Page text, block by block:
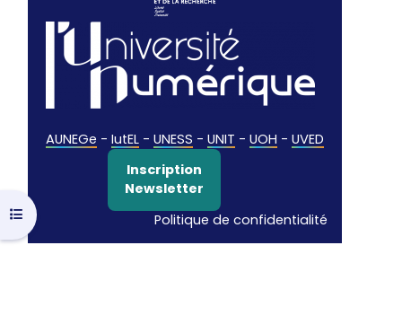
Ouvrir l’index du cours
AUNEGe - IutEL - UNESS - UNIT - UOH - UVED
Inscription
Newsletter
Politique de confidentialité